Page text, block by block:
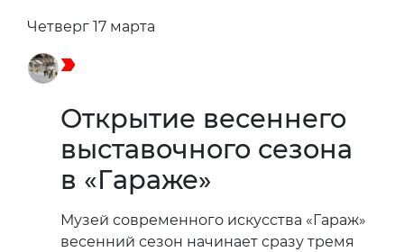
Четверг 17 марта
Открытие весеннего
выставочного сезона
в «Гараже»
Музей современного искусства «Гараж»
весенний сезон начинает сразу тремя